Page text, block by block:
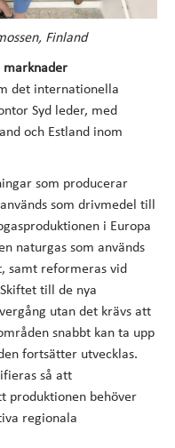
Finland
marknader
det internationella
Syd leder, med
och Estland inom
som producerar
som drivmedel till
i Europa
naturgas som används
samt reformeras vid
till de nya
utan det krävs att
snabbt kan ta upp
fortsätter utvecklas.
så att
produktionen behöver
regionala